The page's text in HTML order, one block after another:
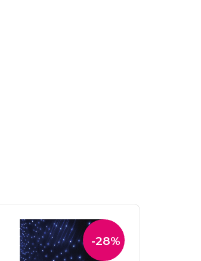
-28%